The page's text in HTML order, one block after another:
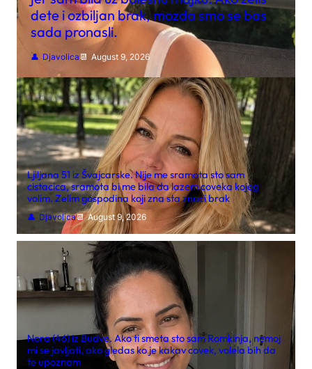
dete i ozbiljan brak, mozda smo se bas
sada pronasli.
Djavolica August 9, 2026
Ljiljana 51 iz Švajcarske. Nije me sramota sto sam
cistacica, sramota bi me bila da lazem coveka kojeg
volim. Zelim gospodina koji zna sta znaci brak
Djavolica August 9, 2026
Nora (46) iz Budve. Ako ti smeta sto sam Romkinja, nemoj
mi se javljati, ako gledas ko je kakav covek, volela bih da
te upoznam